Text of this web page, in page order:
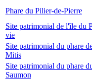
Phare du Pilier-de-Pierre
Site patrimonial de l'île du
vie
Site patrimonial du phare
Mitis
Site patrimonial du phare
Saumon